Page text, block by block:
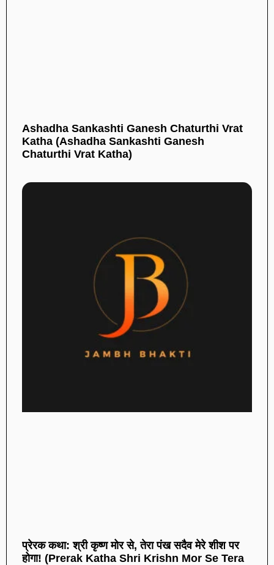
Ashadha Sankashti Ganesh Chaturthi Vrat
Katha (Ashadha Sankashti Ganesh
Chaturthi Vrat Katha)
प्रेरक कथा: श्री कृष्ण मोर से, तेरा पंख सदैव मेरे शीश पर
होगा! (Prerak Katha Shri Krishn Mor Se Tera